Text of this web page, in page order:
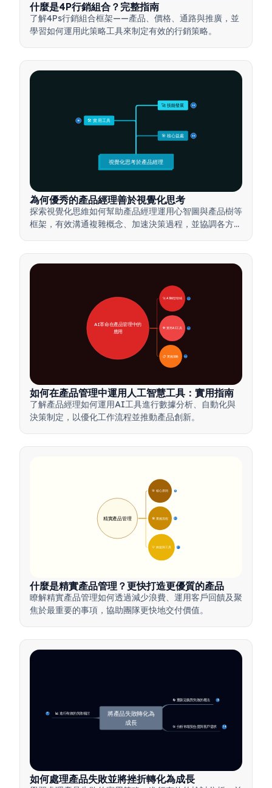
什麼是4P行銷組合？完整指南
了解4Ps行銷組合框架——產品、價格、通路與推廣，並
學習如何運用此策略工具來制定有效的行銷策略。
🎯 核心益處 15
🛠️ 實用工具
15
🚀 技能發展 15
視覺化思考於產品經理
為何優秀的產品經理善於視覺化思考
探索視覺化思維如何幫助產品經理運用心智圖與產品樹等
框架，有效溝通複雜概念、加速決策過程，並協調各方利
🚀 AI轉型領域 28
🛠️ 實用AI工具
📋 實施策略 33
AI革命在產品管理中的
應用
如何在產品管理中運用人工智慧工具：實用指南
了解產品經理如何運用AI工具進行數據分析、自動化與
決策制定，以優化工作流程並推動產品創新。
🎯 核心原則 9
🛠️ 實施流程 12
💡 效益與工具 17
精實產品管理
什麼是精實產品管理？更快打造更優質的產品
瞭解精實產品管理如何透過減少浪費、運用客戶回饋及聚
焦於最重要的事項，協助團隊更快地交付價值。
🔄 重新定義對失敗的看法 4
📊 進行有效的失敗檢討
7
🎯 分析市場契合度與客戶需求 14
將產品失敗轉化為
成長
如何處理產品失敗並將挫折轉化為成長